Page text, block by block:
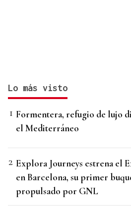
Lo más visto
Formentera, refugio de lujo
el Mediterráneo
Explora Journeys estrena el
en Barcelona, su primer
propulsado por GNL